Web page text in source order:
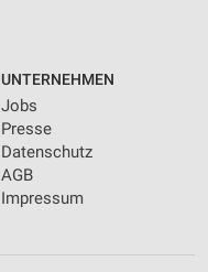
UNTERNEHMEN
Jobs
Presse
Datenschutz
AGB
Impressum